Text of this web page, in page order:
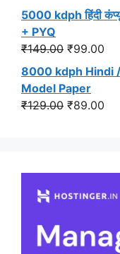
price
was:
₹449.00.
5000 kdph हिंदी
+ PYQ
₹149.00 Original
price
was:
₹149.00.
₹99.00
is:
8000 kdph Hindi
Model Paper
₹129.00 Original
₹89.00